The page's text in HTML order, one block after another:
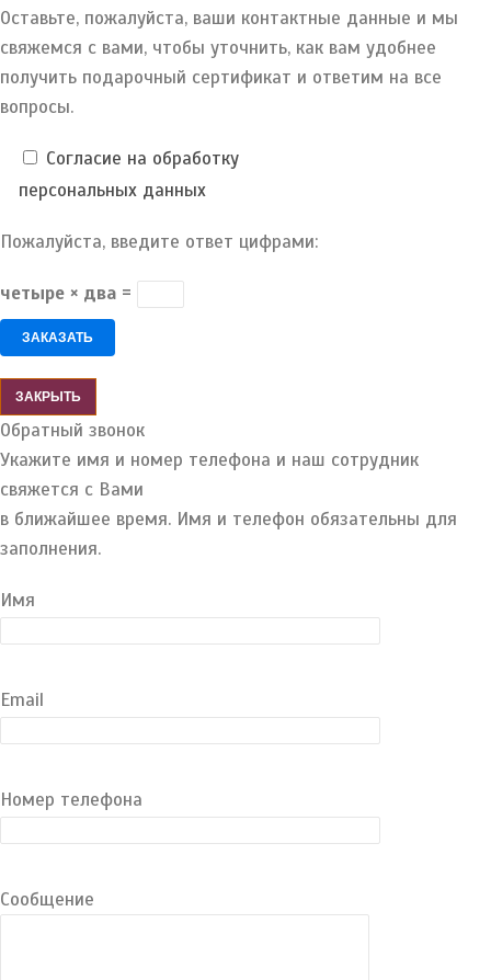
Оставьте, пожалуйста, ваши контактные данные и мы
свяжемся с вами, чтобы уточнить, как вам удобнее
получить подарочный сертификат и ответим на все
вопросы.
Согласие на обработку
персональных данных
Пожалуйста, введите ответ цифрами:
четыре × два =
ЗАКРЫТЬ
Обратный звонок
Укажите имя и номер телефона и наш сотрудник
свяжется с Вами
в ближайшее время. Имя и телефон обязательны для
заполнения.
Имя
Email
Номер телефона
Сообщение